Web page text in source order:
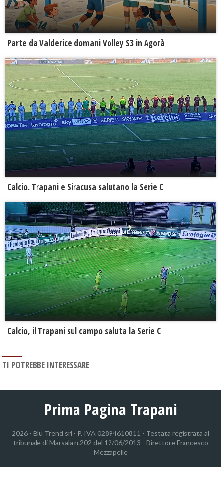
Parte da Valderice domani Volley S3 in Agorà
Calcio. Trapani e Siracusa salutano la Serie C
Calcio, il Trapani sul campo saluta la Serie C
TI POTREBBE INTERESSARE
Prima Pagina Trapani
2026 - Blu Trend srl - P. IVA 02894610811 - Testata registrata al
tribunale di Marsala n.202 del 12/06/2013 - Direttore Francesco
Mezzapelle